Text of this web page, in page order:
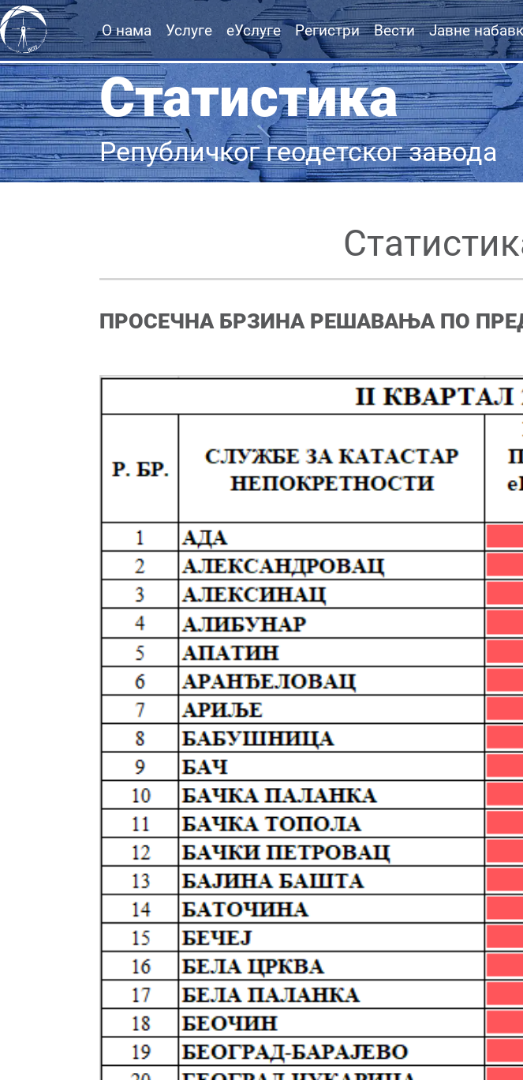
О нама Услуге еУслуге Регистри Вести Јавне
Статистика
Републичког геодетског завода
ПРОСЕЧНА БРЗИНА РЕШАВАЊА ПО